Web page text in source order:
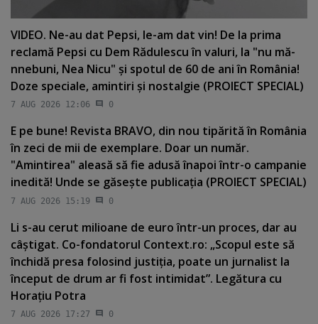
VIDEO. Ne-au dat Pepsi, le-am dat vin! De la prima
reclamă Pepsi cu Dem Rădulescu în valuri, la "nu mă-
nnebuni, Nea Nicu" şi spotul de 60 de ani în România!
Doze speciale, amintiri şi nostalgie (PROIECT SPECIAL)
7 AUG 2026 12:06 0
E pe bune! Revista BRAVO, din nou tipărită în România
în zeci de mii de exemplare. Doar un număr.
"Amintirea" aleasă să fie adusă înapoi într-o campanie
inedită! Unde se găseşte publicaţia (PROIECT SPECIAL)
7 AUG 2026 15:19 0
Li s-au cerut milioane de euro într-un proces, dar au
câştigat. Co-fondatorul Context.ro: „Scopul este să
închidă presa folosind justiţia, poate un jurnalist la
început de drum ar fi fost intimidat”. Legătura cu
Horaţiu Potra
7 AUG 2026 17:27 0